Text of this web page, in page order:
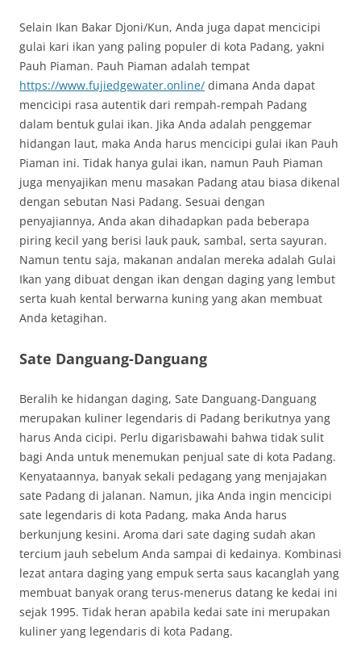
Selain Ikan Bakar Djoni/Kun, Anda juga dapat mencicipi
gulai kari ikan yang paling populer di kota Padang, yakni
Pauh Piaman. Pauh Piaman adalah tempat
https://www.fujiedgewater.online/ dimana Anda dapat
mencicipi rasa autentik dari rempah-rempah Padang
dalam bentuk gulai ikan. Jika Anda adalah penggemar
hidangan laut, maka Anda harus mencicipi gulai ikan Pauh
Piaman ini. Tidak hanya gulai ikan, namun Pauh Piaman
juga menyajikan menu masakan Padang atau biasa dikenal
dengan sebutan Nasi Padang. Sesuai dengan
penyajiannya, Anda akan dihadapkan pada beberapa
piring kecil yang berisi lauk pauk, sambal, serta sayuran.
Namun tentu saja, makanan andalan mereka adalah Gulai
Ikan yang dibuat dengan ikan dengan daging yang lembut
serta kuah kental berwarna kuning yang akan membuat
Anda ketagihan.
Sate Danguang-Danguang
Beralih ke hidangan daging, Sate Danguang-Danguang
merupakan kuliner legendaris di Padang berikutnya yang
harus Anda cicipi. Perlu digarisbawahi bahwa tidak sulit
bagi Anda untuk menemukan penjual sate di kota Padang.
Kenyataannya, banyak sekali pedagang yang menjajakan
sate Padang di jalanan. Namun, jika Anda ingin mencicipi
sate legendaris di kota Padang, maka Anda harus
berkunjung kesini. Aroma dari sate daging sudah akan
tercium jauh sebelum Anda sampai di kedainya. Kombinasi
lezat antara daging yang empuk serta saus kacanglah yang
membuat banyak orang terus-menerus datang ke kedai ini
sejak 1995. Tidak heran apabila kedai sate ini merupakan
kuliner yang legendaris di kota Padang.